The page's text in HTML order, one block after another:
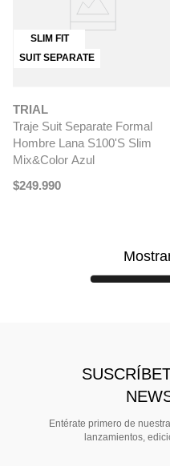
SLIM FIT
SUIT SEPARATE
TRIAL
Traje Suit Separate Formal
Hombre Lana S100'S Slim
Mix&Color Azul
$249.990
Entérate primero de
lanzamientos,